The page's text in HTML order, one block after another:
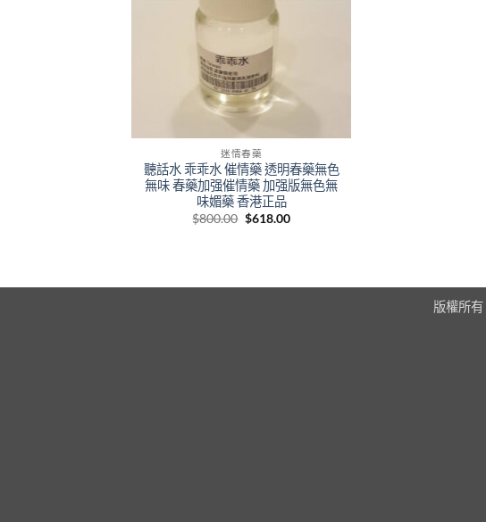
迷情春藥
聽話水 乖乖水 催情藥 透明春藥無色
無味 春藥加强催情藥 加强版無色無
味媚藥 香港正品
$800.00 Original
$618.00Current
版權所